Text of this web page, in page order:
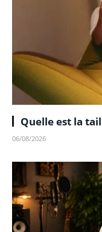
Quelle est la
06/08/2026